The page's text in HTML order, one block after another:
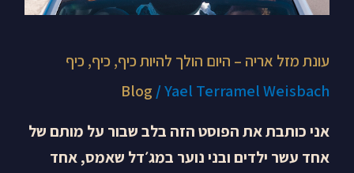
עונת מזל אריה – היום הולך להיות כיף, כיף, כיף
Blog /Yael Terramel Weisbach
אני כותבת את הפוסט הזה בלב שבור על מותם של
אחד עשר ילדים ובני נוער במג׳דל שאמס, אחד